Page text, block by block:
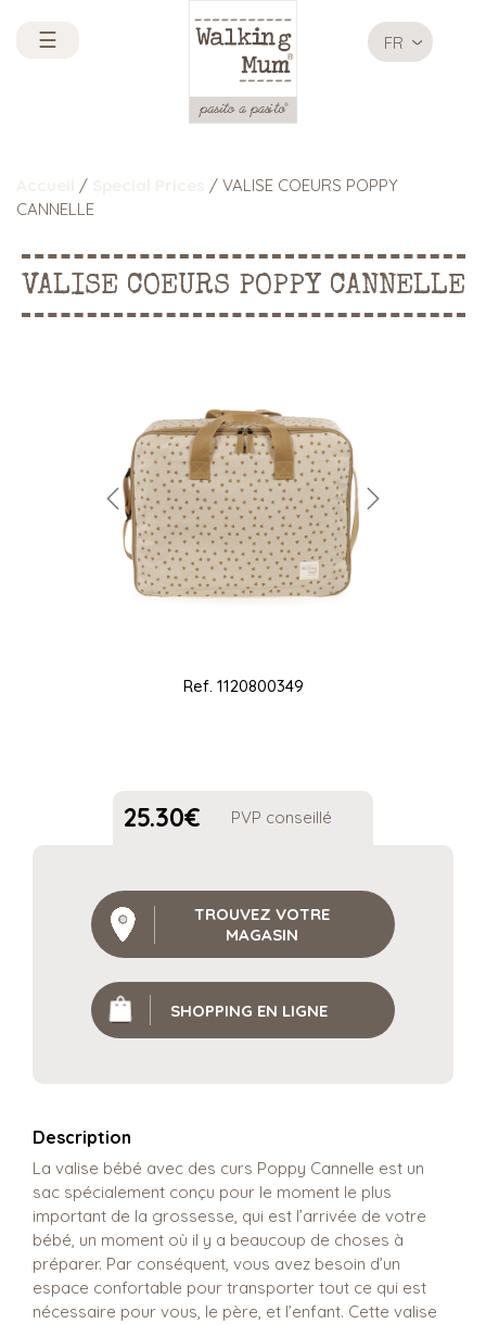
☰ FR
/
/ VALISE COEURS POPPY
CANNELLE
VALISE COEURS POPPY CANNELLE
Ref. 1120800349
25.30€ PVP conseillé
TROUVEZ VOTRE
MAGASIN
SHOPPING EN LIGNE
Description
La valise bébé avec des curs Poppy Cannelle est un
sac spécialement conçu pour le moment le plus
important de la grossesse, qui est l’arrivée de votre
bébé, un moment où il y a beaucoup de choses à
préparer. Par conséquent, vous avez besoin d’un
espace confortable pour transporter tout ce qui est
nécessaire pour vous, le père, et l’enfant. Cette valise